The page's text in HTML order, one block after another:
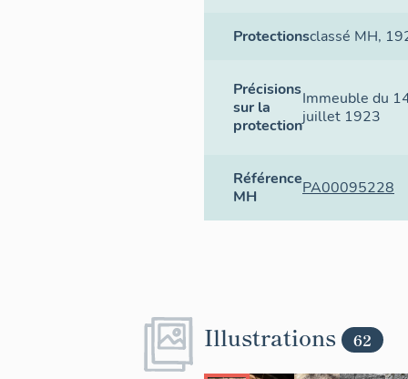
Protectionsclassé MH,
Précisions
sur la
protection
Immeuble du
juillet 1923
Référence
MH
PA00095228
Illustrations 62